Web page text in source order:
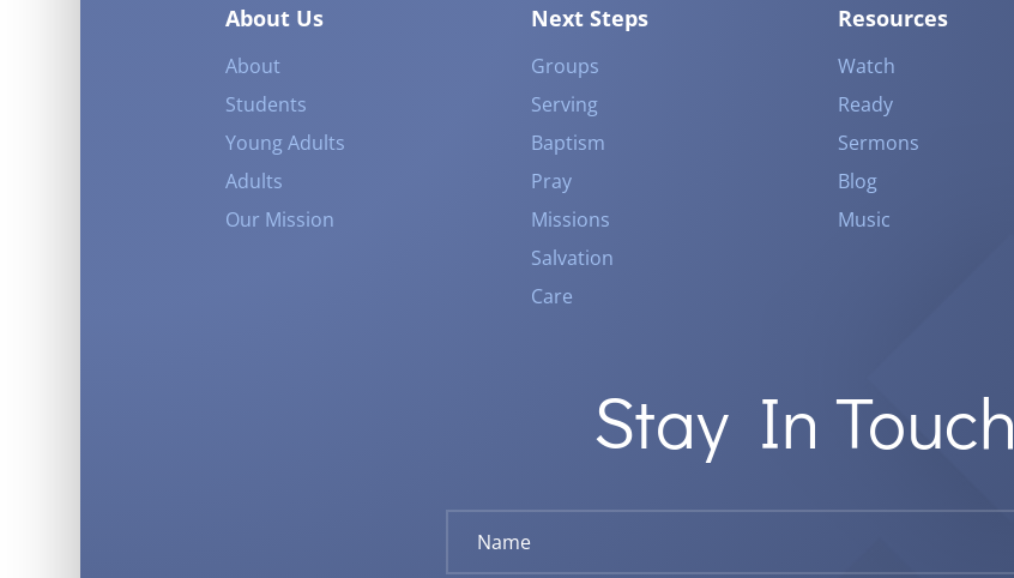
About Us
About
Students
Young Adults
Adults
Our Mission
Next Steps
Groups
Serving
Baptism
Pray
Missions
Salvation
Care
Resources
Watch
Ready
Sermons
Blog
Music
Stay In Touch